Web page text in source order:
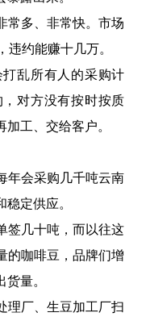
常多、非常快。市场
约能赚十几万。
乱所有人的采购计
对方没有按时按质
工、交给客户。
年会采购几千吨云南
定供应。
签几十吨，而以往这
的咖啡豆，品牌们增
量。
理厂、生豆加工厂扫